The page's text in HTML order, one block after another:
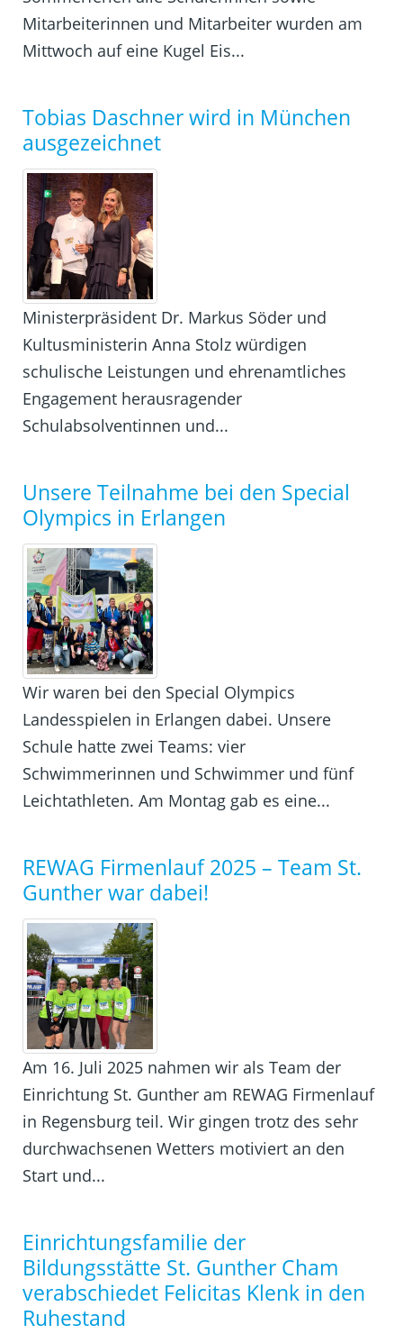
Mitarbeiterinnen und Mitarbeiter wurden am
Mittwoch auf eine Kugel Eis...
Tobias Daschner wird in München
ausgezeichnet
Ministerpräsident Dr. Markus Söder und
Kultusministerin Anna Stolz würdigen
schulische Leistungen und ehrenamtliches
Engagement herausragender
Schulabsolventinnen und...
Unsere Teilnahme bei den Special
Olympics in Erlangen
Wir waren bei den Special Olympics
Landesspielen in Erlangen dabei. Unsere
Schule hatte zwei Teams: vier
Schwimmerinnen und Schwimmer und fünf
Leichtathleten. Am Montag gab es eine...
REWAG Firmenlauf 2025 – Team St.
Gunther war dabei!
Am 16. Juli 2025 nahmen wir als Team der
Einrichtung St. Gunther am REWAG Firmenlauf
in Regensburg teil. Wir gingen trotz des sehr
durchwachsenen Wetters motiviert an den
Start und...
Einrichtungsfamilie der
Bildungsstätte St. Gunther Cham
verabschiedet Felicitas Klenk in den
Ruhestand